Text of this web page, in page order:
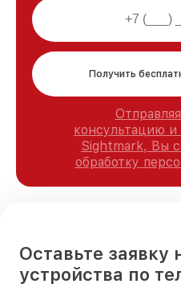
Получить
консультацию
Sightmark, Вы
обработку
Оставьте
устройства по